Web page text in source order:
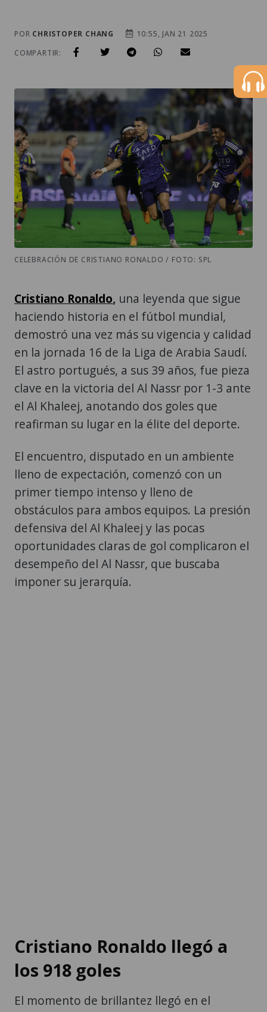
POR CHRISTOPER CHANG
10:55, JAN 21 2025
COMPARTIR:
CELEBRACIÓN DE CRISTIANO RONALDO / FOTO: SPL
Cristiano Ronaldo, una leyenda que sigue
haciendo historia en el fútbol mundial,
demostró una vez más su vigencia y calidad
en la jornada 16 de la Liga de Arabia Saudí.
El astro portugués, a sus 39 años, fue pieza
clave en la victoria del Al Nassr por 1-3 ante
el Al Khaleej, anotando dos goles que
reafirman su lugar en la élite del deporte.
El encuentro, disputado en un ambiente
lleno de expectación, comenzó con un
primer tiempo intenso y lleno de
obstáculos para ambos equipos. La presión
defensiva del Al Khaleej y las pocas
oportunidades claras de gol complicaron el
desempeño del Al Nassr, que buscaba
imponer su jerarquía.
Cristiano Ronaldo llegó a
los 918 goles
El momento de brillantez llegó en el